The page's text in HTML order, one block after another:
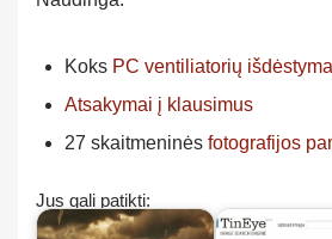
Koks PC ventiliatorių
Atsakymai į klausimus
27 skaitmeninės fotografijos
Jus gali patikti: